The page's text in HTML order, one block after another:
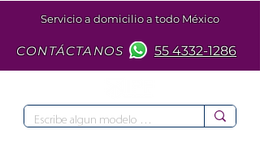
Servicio a domicilio a todo México
CONTÁCTANOS 55 4332-1286